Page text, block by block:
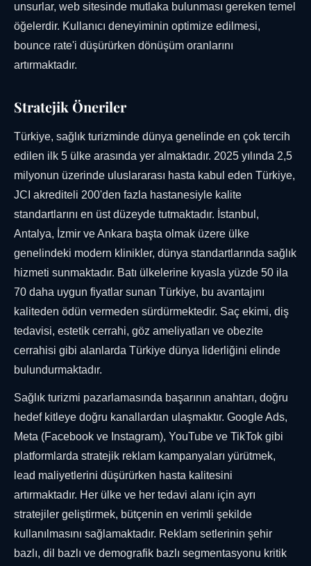
unsurlar, web sitesinde mutlaka bulunması gereken temel
öğelerdir. Kullanıcı deneyiminin optimize edilmesi,
bounce rate'i düşürürken dönüşüm oranlarını
artırmaktadır.
Stratejik Öneriler
Türkiye, sağlık turizminde dünya genelinde en çok tercih
edilen ilk 5 ülke arasında yer almaktadır. 2025 yılında 2,5
milyonun üzerinde uluslararası hasta kabul eden Türkiye,
JCI akrediteli 200'den fazla hastanesiyle kalite
standartlarını en üst düzeyde tutmaktadır. İstanbul,
Antalya, İzmir ve Ankara başta olmak üzere ülke
genelindeki modern klinikler, dünya standartlarında sağlık
hizmeti sunmaktadır. Batı ülkelerine kıyasla yüzde 50 ila
70 daha uygun fiyatlar sunan Türkiye, bu avantajını
kaliteden ödün vermeden sürdürmektedir. Saç ekimi, diş
tedavisi, estetik cerrahi, göz ameliyatları ve obezite
cerrahisi gibi alanlarda Türkiye dünya liderliğini elinde
bulundurmaktadır.
Sağlık turizmi pazarlamasında başarının anahtarı, doğru
hedef kitleye doğru kanallardan ulaşmaktır. Google Ads,
Meta (Facebook ve Instagram), YouTube ve TikTok gibi
platformlarda stratejik reklam kampanyaları yürütmek,
lead maliyetlerini düşürürken hasta kalitesini
artırmaktadır. Her ülke ve her tedavi alanı için ayrı
stratejiler geliştirmek, bütçenin en verimli şekilde
kullanılmasını sağlamaktadır. Reklam setlerinin şehir
bazlı, dil bazlı ve demografik bazlı segmentasyonu kritik